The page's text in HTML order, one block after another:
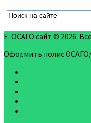
Е-ОСАГО.сайт © 2026.
Оформить полис